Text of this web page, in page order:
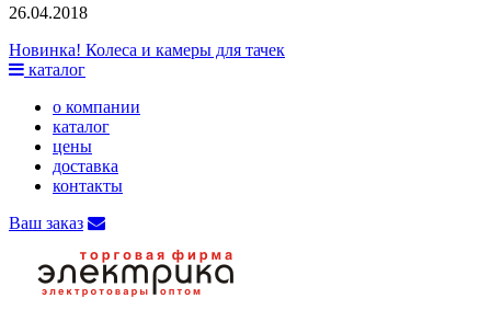
26.04.2018
Новинка! Колеса и камеры для тачек
каталог
о компании
каталог
цены
доставка
контакты
Ваш заказ